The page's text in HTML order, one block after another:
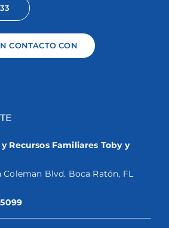
CONTACTO CON
Recursos Familiares Toby y
Coleman Blvd. Boca Ratón, FL
5099